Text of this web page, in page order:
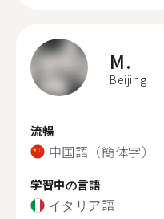
M.
Beijing
流暢
中国語（簡体字）
学習中の言語
イタリア語